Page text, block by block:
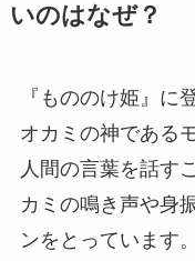
いのはなぜ？
『もののけ姫』に
オカミの神である
人間の言葉を話す
カミの鳴き声や身
ンをとっています。